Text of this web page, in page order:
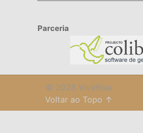
Parceria
© 2026 VivóRiso
Voltar ao Topo ↑